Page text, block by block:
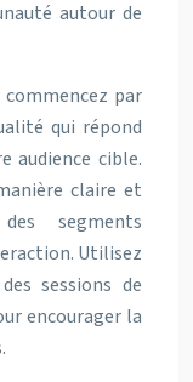
autour de
par
qui répond
audience cible.
claire et
segments
Utilisez
sessions de
encourager la